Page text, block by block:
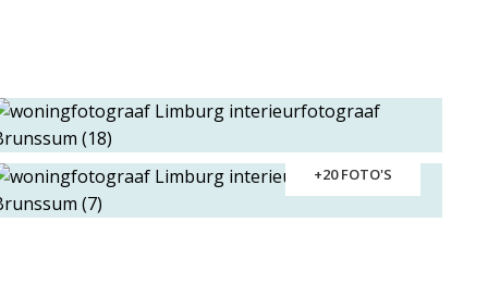
+20 FOTO'S